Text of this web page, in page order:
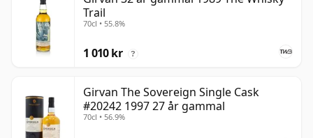
Trail
70cl • 55.8%
1 010 kr ?
Girvan The Sovereign Single Cask
#20242 1997 27 år gammal
70cl • 56.9%